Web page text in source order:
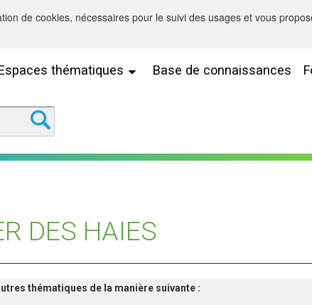
thématiques Base de connaissances
DES HAIES
thématiques de la manière suivante :
de cookies, nécessaires pour le suivi des usages et vous